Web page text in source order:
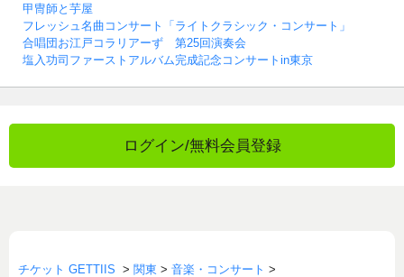
甲冑師と芋屋
フレッシュ名曲コンサート「ライトクラシック・コンサート」
合唱団お江戸コラリアーず 第25回演奏会
塩入功司ファーストアルバム完成記念コンサートin東京
ログイン/無料会員登録
チケット GETTIIS > 関東 > 音楽・コンサート >